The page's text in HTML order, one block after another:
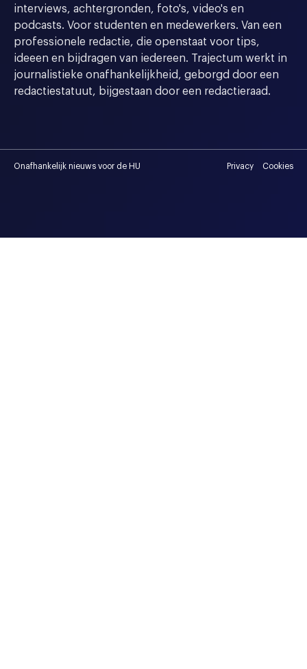
interviews, achtergronden, foto's, video's en
podcasts. Voor studenten en medewerkers. Van een
professionele redactie, die openstaat voor tips,
ideeen en bijdragen van iedereen. Trajectum werkt in
journalistieke onafhankelijkheid, geborgd door een
redactiestatuut, bijgestaan door een redactieraad.
Onafhankelijk nieuws voor de HU Privacy Cookies